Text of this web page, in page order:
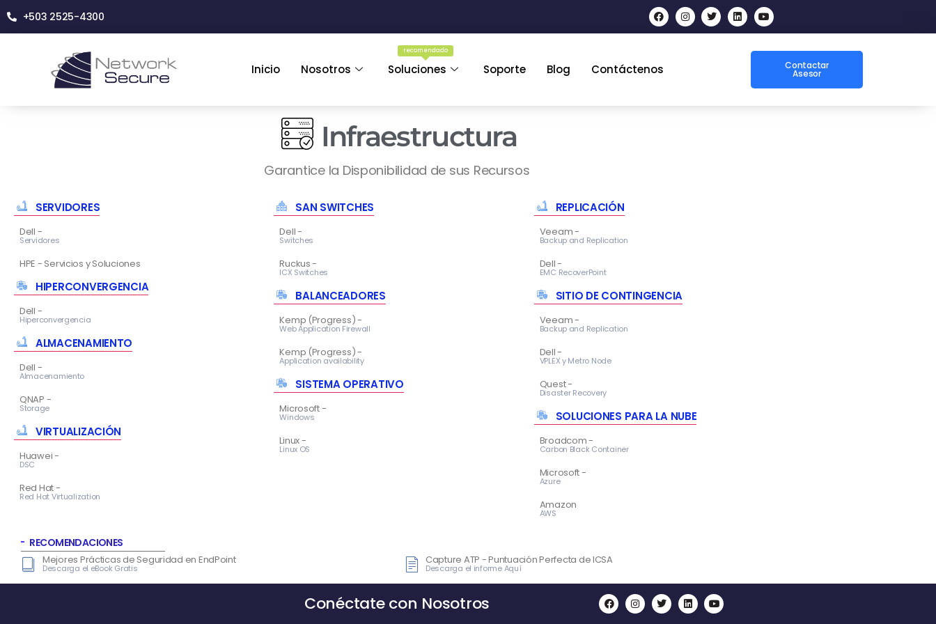
+503 2525-4300
Inicio Nosotros
recomendado
Soluciones Soporte Blog Contáctenos Contactar
Asesor
Infraestructura
Garantice la Disponibilidad de sus Recursos
SERVIDORES
Dell -
Servidores
HPE - Servicios y Soluciones
HIPERCONVERGENCIA
Dell -
Hiperconvergencia
ALMACENAMIENTO
Dell -
Almacenamiento
QNAP -
Storage
VIRTUALIZACIÓN
Huawei -
DSC
Red Hat -
Red Hat Virtualization
SAN SWITCHES
Dell -
Switches
Ruckus -
ICX Switches
BALANCEADORES
Kemp (Progress) -
Web Application Firewall
Kemp (Progress) -
Application availability
SISTEMA OPERATIVO
Microsoft -
Windows
Linux -
Linux OS
REPLICACIÓN
Veeam -
Backup and Replication
Dell -
EMC RecoverPoint
SITIO DE CONTINGENCIA
Veeam -
Backup and Replication
Dell -
VPLEX y Metro Node
Quest -
Disaster Recovery
SOLUCIONES PARA LA NUBE
Broadcom -
Carbon Black Container
Microsoft -
Azure
Amazon
AWS
RECOMENDACIONES
Mejores Prácticas de Seguridad en EndPoint
Descarga el eBook Gratis
Capture ATP - Puntuación Perfecta de ICSA
Descarga el informe Aquí
Conéctate con Nosotros